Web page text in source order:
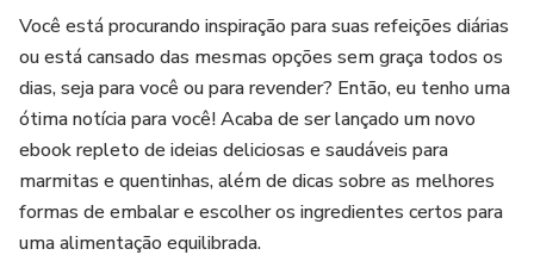
Você está procurando inspiração para suas refeições diárias
ou está cansado das mesmas opções sem graça todos os
dias, seja para você ou para revender? Então, eu tenho uma
ótima notícia para você! Acaba de ser lançado um novo
ebook repleto de ideias deliciosas e saudáveis para
marmitas e quentinhas, além de dicas sobre as melhores
formas de embalar e escolher os ingredientes certos para
uma alimentação equilibrada.